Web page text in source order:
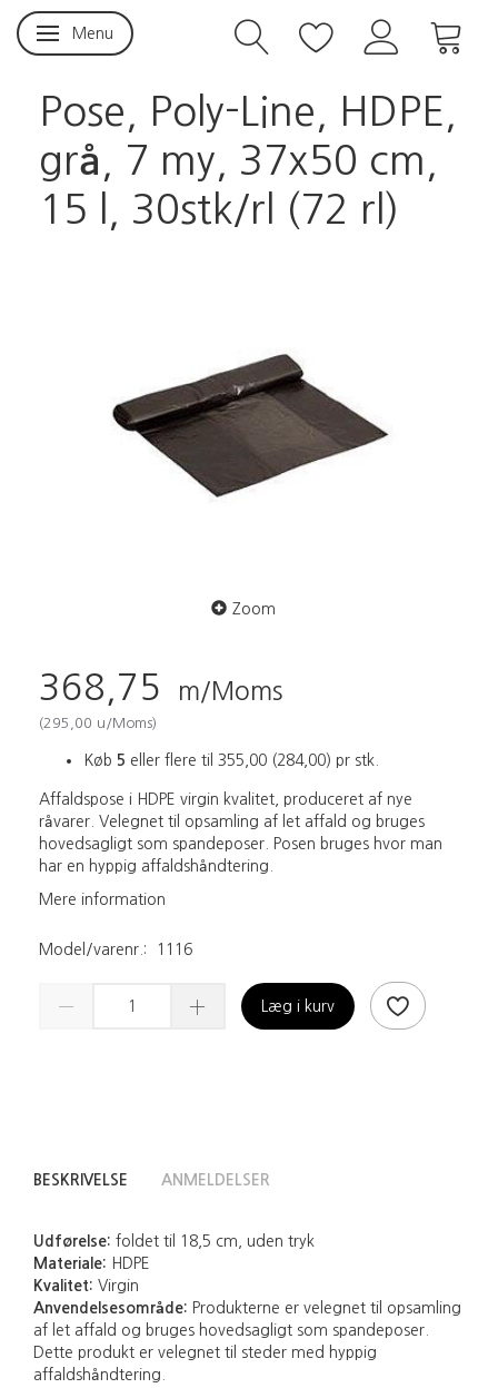
Skifte navigation
Menu
Pose, Poly-Line, HDPE,
grå, 7 my, 37x50 cm,
15 l, 30stk/rl (72 rl)
Zoom
368,75 m/Moms
(295,00 u/Moms)
Køb 5 eller flere til 355,00 (284,00) pr stk.
Affaldspose i HDPE virgin kvalitet, produceret af nye
råvarer. Velegnet til opsamling af let affald og bruges
hovedsagligt som spandeposer. Posen bruges hvor man
har en hyppig affaldshåndtering.
Mere information
Model/varenr.: 1116
Læg i kurv
BESKRIVELSE ANMELDELSER
Udførelse: foldet til 18,5 cm, uden tryk
Materiale: HDPE
Kvalitet: Virgin
Anvendelsesområde: Produkterne er velegnet til opsamling
af let affald og bruges hovedsagligt som spandeposer.
Dette produkt er velegnet til steder med hyppig
affaldshåndtering.